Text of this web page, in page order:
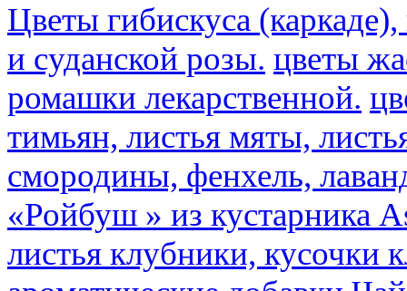
Цветы гибискуса
и суданской розы. цветы
ромашки лекарственной.
тимьян, листья мяты,
смородины, фенхель,
«Ройбуш » из кустарника
листья клубники, кусочки